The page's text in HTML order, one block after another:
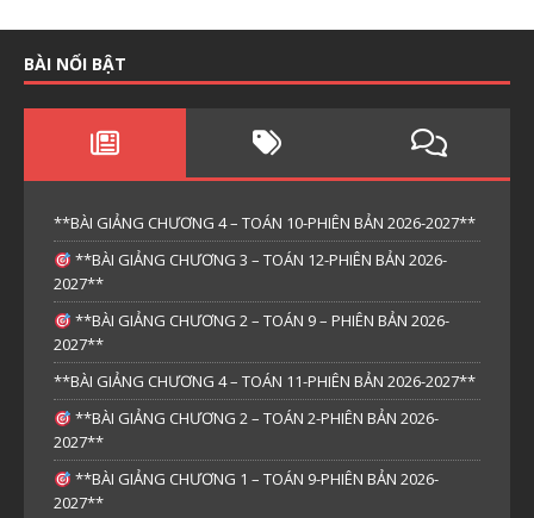
BÀI NỔI BẬT
**BÀI GIẢNG CHƯƠNG 4 – TOÁN 10-PHIÊN BẢN 2026-2027**
**BÀI GIẢNG CHƯƠNG 3 – TOÁN 12-PHIÊN BẢN 2026-
2027**
**BÀI GIẢNG CHƯƠNG 2 – TOÁN 9 – PHIÊN BẢN 2026-
2027**
**BÀI GIẢNG CHƯƠNG 4 – TOÁN 11-PHIÊN BẢN 2026-2027**
**BÀI GIẢNG CHƯƠNG 2 – TOÁN 2-PHIÊN BẢN 2026-
2027**
**BÀI GIẢNG CHƯƠNG 1 – TOÁN 9-PHIÊN BẢN 2026-
2027**